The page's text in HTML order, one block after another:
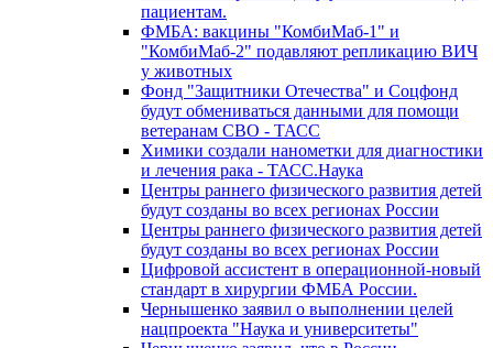
пациентам.
ФМБА: вакцины "КомбиМаб-1" и
"КомбиМаб-2" подавляют репликацию ВИЧ
у животных
Фонд "Защитники Отечества" и Соцфонд
будут обмениваться данными для помощи
ветеранам СВО - ТАСС
Химики создали нанометки для диагностики
и лечения рака - ТАСС.Наука
Центры раннего физического развития детей
будут созданы во всех регионах России
Центры раннего физического развития детей
будут созданы во всех регионах России
Цифровой ассистент в операционной-новый
стандарт в хирургии ФМБА России.
Чернышенко заявил о выполнении целей
нацпроекта "Наука и университеты"